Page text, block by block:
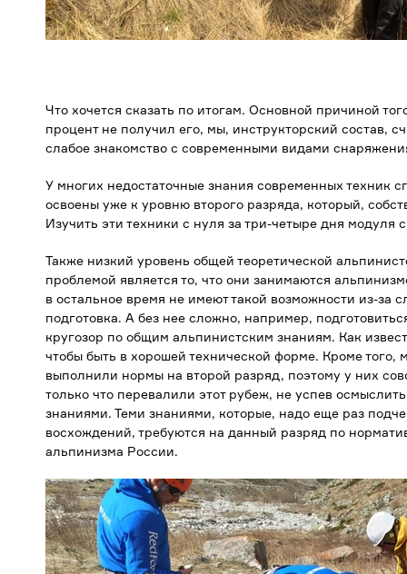
Что хочется сказать по итогам. Основной причиной
процент не получил его, мы, инструкторский состав,
слабое знакомство с современными видами
У многих недостаточные знания современных техник
освоены уже к уровню второго разряда, который,
Изучить эти техники с нуля за три-четыре дня модуля
Также низкий уровень общей теоретической
проблемой является то, что они занимаются
в остальное время не имеют такой возможности из-за
подготовка. А без нее сложно, например,
кругозор по общим альпинистским знаниям. Как
чтобы быть в хорошей технической форме. Кроме того,
выполнили нормы на второй разряд, поэтому у них
только что перевалили этот рубеж, не успев
знаниями. Теми знаниями, которые, надо еще раз
восхождений, требуются на данный разряд по
альпинизма России.